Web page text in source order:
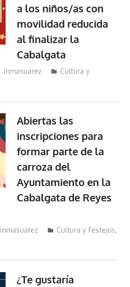
a los niños/as con
movilidad reducida
al finalizar la
Cabalgata
inmasuarez
Cultura y
Abiertas las
inscripciones para
formar parte de la
carroza del
Ayuntamiento en la
Cabalgata de Reyes
inmasuarez Cultura y Festejos,
¿Te gustaría